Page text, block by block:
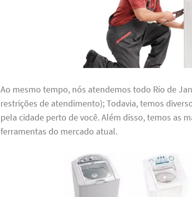
Ao mesmo tempo, nós atendemos todo Rio de
restrições de atendimento); Todavia, temos
pela cidade perto de você. Além disso, temos as
ferramentas do mercado atual.